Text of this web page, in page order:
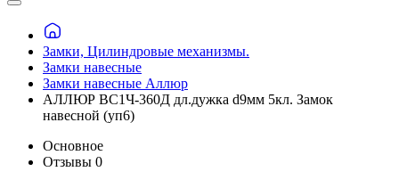
Замки, Цилиндровые механизмы.
Замки навесные
Замки навесные Аллюр
АЛЛЮР ВС1Ч-360Д дл.дужка d9мм 5кл. Замок
навесной (уп6)
Основное
Отзывы 0